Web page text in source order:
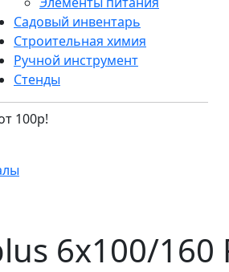
Садовый инвентарь
Строительная химия
Ручной инструмент
Стенды
100р!
6х100/